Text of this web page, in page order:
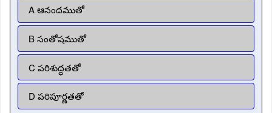
A ఆనందముతో
B సంతోషముతో
C పరిశుద్ధతతో
D పరిపూర్ణతతో